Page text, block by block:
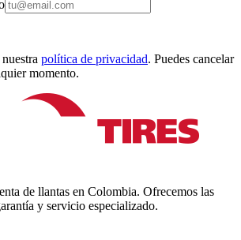
política de privacidad. Puedes cancelar
momento.
de llantas en Colombia. Ofrecemos las
y servicio especializado.